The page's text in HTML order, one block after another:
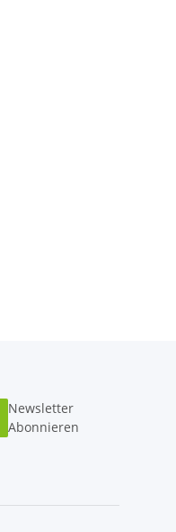
Newsletter
Abonnieren